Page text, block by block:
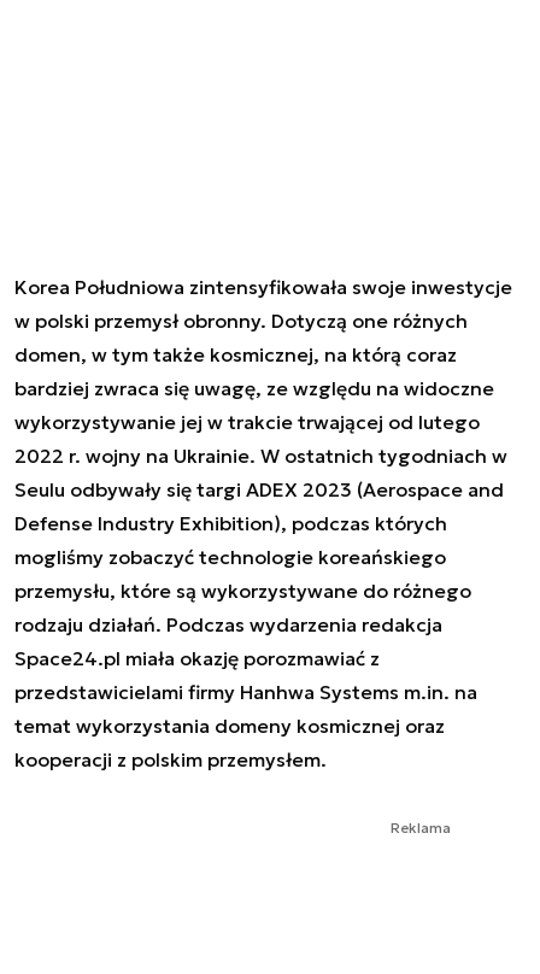
Korea Południowa zintensyfikowała swoje inwestycje
w polski przemysł obronny. Dotyczą one różnych
domen, w tym także kosmicznej, na którą coraz
bardziej zwraca się uwagę, ze względu na widoczne
wykorzystywanie jej w trakcie trwającej od lutego
2022 r. wojny na Ukrainie. W ostatnich tygodniach w
Seulu odbywały się targi ADEX 2023 (Aerospace and
Defense Industry Exhibition), podczas których
mogliśmy zobaczyć technologie koreańskiego
przemysłu, które są wykorzystywane do różnego
rodzaju działań. Podczas wydarzenia redakcja
Space24.pl miała okazję porozmawiać z
przedstawicielami firmy Hanhwa Systems m.in. na
temat wykorzystania domeny kosmicznej oraz
kooperacji z polskim przemysłem.
Reklama